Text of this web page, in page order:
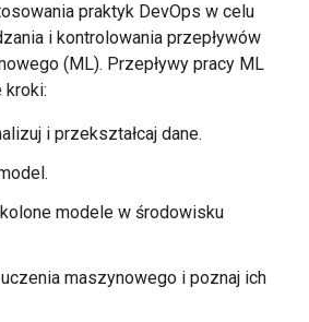
praktyk DevOps w celu
i kontrolowania przepływów
(ML). Przepływy pracy ML
kroki:
i przekształcaj dane.
modele w środowisku
maszynowego i poznaj ich